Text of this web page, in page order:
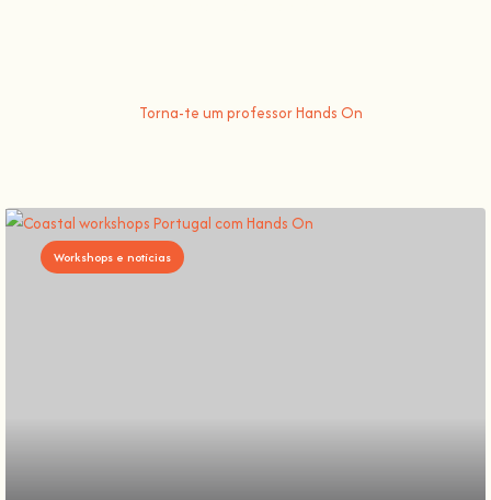
Torna-te um professor Hands On
Workshops e notícias